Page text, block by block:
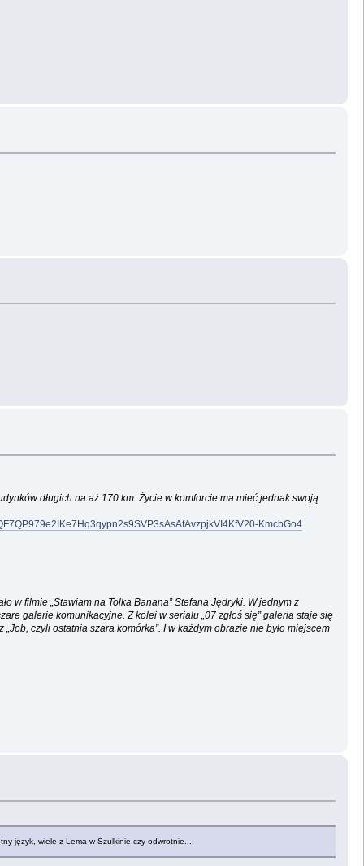
długich na aż 170 km. Życie w komforcie ma mieć jednak swoją
KmcbGo4
w filmie „Stawiam na Tolka Banana” Stefana Jędryki. W jednym z
galerie komunikacyjne. Z kolei w serialu „07 zgłoś się” galeria staje się
„Job, czyli ostatnia szara komórka”. I w każdym obrazie nie było miejscem
język, wiele z Lema w Szulkinie czy odwrotnie...